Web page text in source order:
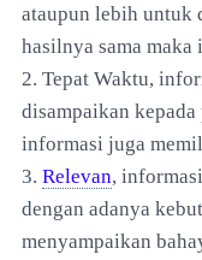
ataupun lebih untuk
hasilnya sama
2. Tepat Waktu,
disampaikan
informasi juga
3. Relevan,
dengan adanya
menyampaikan